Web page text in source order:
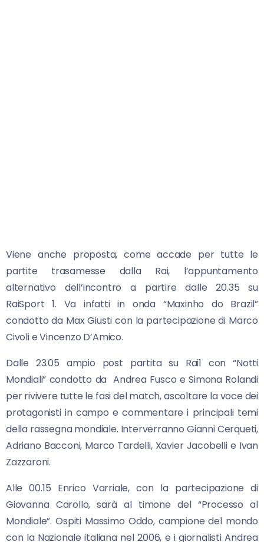
Viene anche proposta, come accade per tutte le
partite trasamesse dalla Rai, l’appuntamento
alternativo dell’incontro a partire dalle 20.35 su
RaiSport 1. Va infatti in onda “Maxinho do Brazil”
condotto da Max Giusti con la partecipazione di Marco
Civoli e Vincenzo D’Amico.
Dalle 23.05 ampio post partita su Rai1 con “Notti
Mondiali” condotto da Andrea Fusco e Simona Rolandi
per rivivere tutte le fasi del match, ascoltare la voce dei
protagonisti in campo e commentare i principali temi
della rassegna mondiale. Interverranno Gianni Cerqueti,
Adriano Bacconi, Marco Tardelli, Xavier Jacobelli e Ivan
Zazzaroni.
Alle 00.15 Enrico Varriale, con la partecipazione di
Giovanna Carollo, sarà al timone del “Processo al
Mondiale”. Ospiti Massimo Oddo, campione del mondo
con la Nazionale italiana nel 2006, e i giornalisti Andrea